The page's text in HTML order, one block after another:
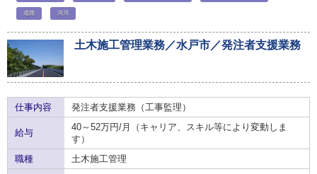
道路 河川
土木施工管理業務／水戸市／発注者支援業務
仕事内容 発注者支援業務（工事監理）
給与
40～52万円/月（キャリア、スキル等により変動しま
す）
職種
土木施工管理